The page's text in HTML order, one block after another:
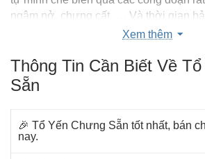
ngâm nở, chưng cất, … Và thời gian
chưng tươi cũng hạn chế hơn yến
Yến chưng sẵn vô cùng tiện lợi với
biệt là những khách hàng không nhiều
phải dành thời gian cho công việc. Bạn
thể chăm sóc sức khỏe cho tổ ấm của
bạn phải làm chỉ là mở nắp ra và
Xem thêm
Thông Tin Cần Biết Về
Sẵn
🎉 Tổ Yến Chưng Sẵn tốt nhất, bán
nay.